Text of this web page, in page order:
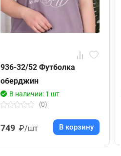
936-32/52 Футболка
оберджин
В наличии: 1 шт
(0)
749 ₽/шт В корзину